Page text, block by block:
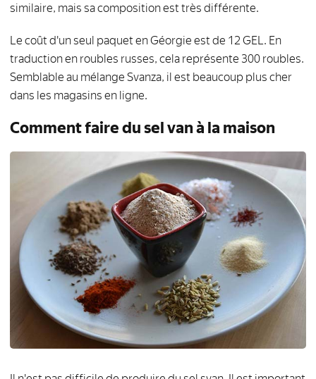
similaire, mais sa composition est très différente.
Le coût d'un seul paquet en Géorgie est de 12 GEL. En
traduction en roubles russes, cela représente 300 roubles.
Semblable au mélange Svanza, il est beaucoup plus cher
dans les magasins en ligne.
Comment faire du sel van à la maison